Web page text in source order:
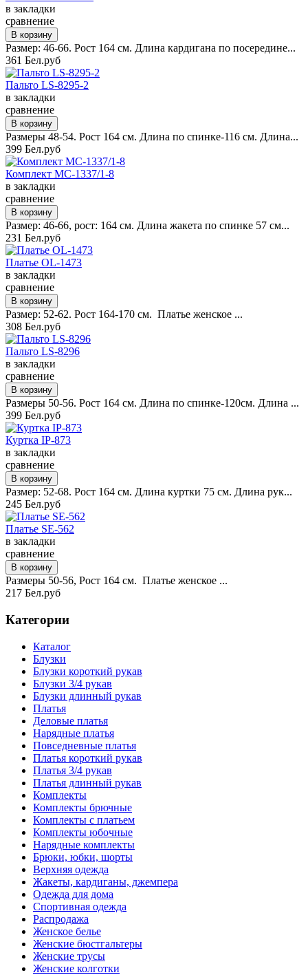
в закладки
сравнение
Размер: 46-66. Рост 164 см. Длина кардигана по посередине...
361 Бел.руб
Пальто LS-8295-2
в закладки
сравнение
Размеры 48-54. Рост 164 см. Длина по спинке-116 см. Длина...
399 Бел.руб
Комплект MC-1337/1-8
в закладки
сравнение
Размер: 46-66, рост: 164 см. Длина жакета по спинке 57 см...
231 Бел.руб
Платье OL-1473
в закладки
сравнение
Размер: 52-62. Рост 164-170 см. Платье женское ...
308 Бел.руб
Пальто LS-8296
в закладки
сравнение
Размеры 50-56. Рост 164 см. Длина по спинке-120см. Длина ...
399 Бел.руб
Куртка IP-873
в закладки
сравнение
Размер: 52-68. Рост 164 см. Длина куртки 75 см. Длина рук...
245 Бел.руб
Платье SE-562
в закладки
сравнение
Размеры 50-56, Рост 164 см. Платье женское ...
217 Бел.руб
Категории
Каталог
Блузки
Блузки короткий рукав
Блузки 3/4 рукав
Блузки длинный рукав
Платья
Деловые платья
Нарядные платья
Повседневные платья
Платья короткий рукав
Платья 3/4 рукав
Платья длинный рукав
Комплекты
Комплекты брючные
Комплекты с платьем
Комплекты юбочные
Нарядные комплекты
Брюки, юбки, шорты
Верхняя одежда
Жакеты, кардиганы, джемпера
Одежда для дома
Спортивная одежда
Распродажа
Женское белье
Женские бюстгальтеры
Женские трусы
Женские колготки